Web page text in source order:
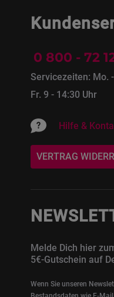
0 800 - 72
Servicezeiten: Mo.
Fr. 9 - 14:30 Uhr
Hilfe &
VERTRAG
Melde Dich hier
5€-Gutschein auf
Wenn Sie unseren